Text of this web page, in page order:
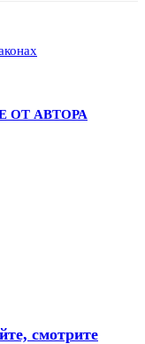
ОТ АВТОРА
смотрите